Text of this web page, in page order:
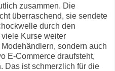
zusammen. Die
überraschend, sie sendete
durch den
Kurse weiter
sondern auch
E-Commerce draufsteht,
Das ist schmerzlich für die